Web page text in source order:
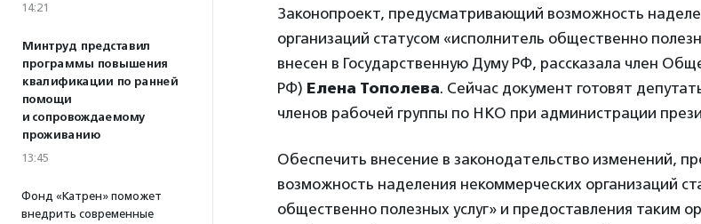
14:21
Минтруд представил
программы повышения
квалификации по ранней
помощи
и сопровождаемому
проживанию
13:45
Фонд «Катрен» поможет
внедрить современные
Законопроект, предусматривающий возможность
организаций статусом «исполнитель общественно
внесен в Государственную Думу РФ, рассказала член
РФ) Елена Тополева. Сейчас документ готовят
членов рабочей группы по НКО при администрации
Обеспечить внесение в законодательство изменений,
возможность наделения некоммерческих организаций
общественно полезных услуг» и предоставления таким